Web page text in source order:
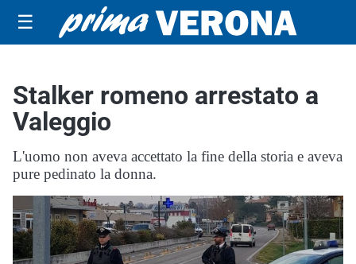
☰
Stalker romeno arrestato a
Valeggio
L'uomo non aveva accettato la fine della storia e aveva
pure pedinato la donna.